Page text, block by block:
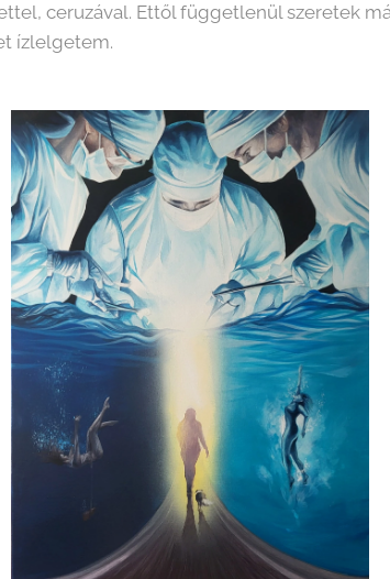
ceruzával. Ettől függetlenül szeretek
ízlelgetem.